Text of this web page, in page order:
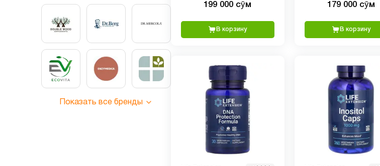
Показать все бренды
поддержкой
таблеток
199 000 сӯм
В корзину
179 000 сӯм
В корзину